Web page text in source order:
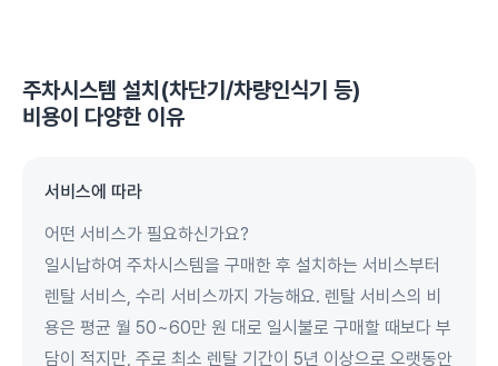
주차시스템 설치(차단기/차량인식기 등)
비용이 다양한 이유
서비스에 따라
어떤 서비스가 필요하신가요?
일시납하여 주차시스템을 구매한 후 설치하는 서비스부터
렌탈 서비스, 수리 서비스까지 가능해요. 렌탈 서비스의 비
용은 평균 월 50~60만 원 대로 일시불로 구매할 때보다 부
담이 적지만, 주로 최소 렌탈 기간이 5년 이상으로 오랫동안